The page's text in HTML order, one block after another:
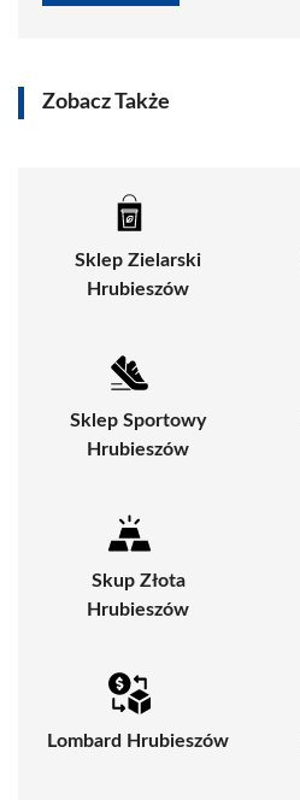
Zobacz Także
Sklep Zielarski
Hrubieszów
Sklep Sportowy
Hrubieszów
Skup Złota
Hrubieszów
Lombard Hrubieszów